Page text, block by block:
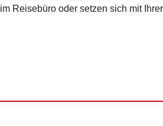
im Reisebüro oder setzen sich mit